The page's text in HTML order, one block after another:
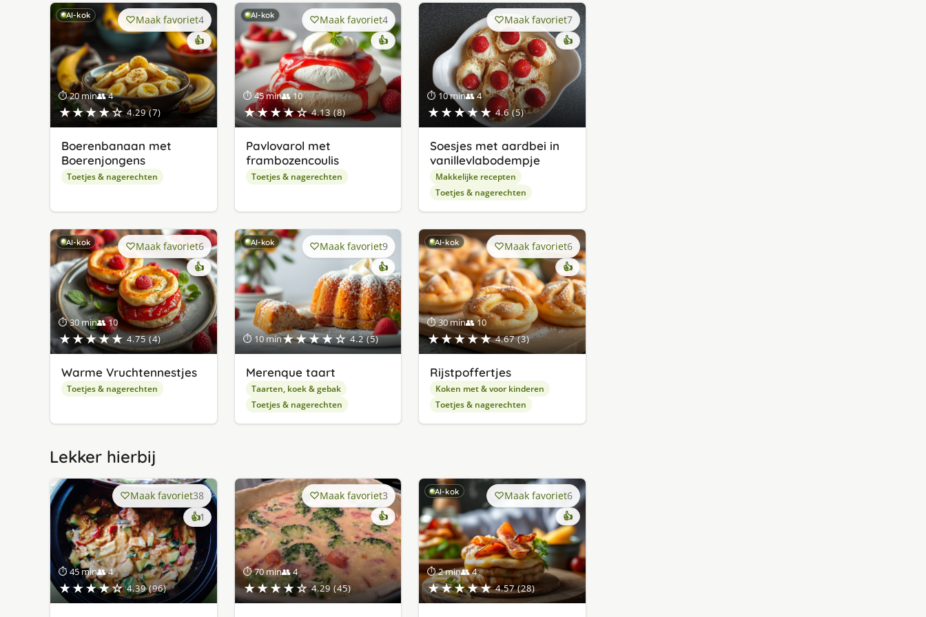
AI-kok
⏱ 20 min👥 4
★★★★☆ 4.29 (7)
Maak favoriet4
👍
Boerenbanaan met
Boerenjongens
Toetjes & nagerechten
AI-kok
⏱ 45 min👥 10
★★★★☆ 4.13 (8)
Maak favoriet4
👍
Pavlovarol met
frambozencoulis
Toetjes & nagerechten
⏱ 10 min👥 4
★★★★★ 4.6 (5)
Maak favoriet7
👍
Soesjes met aardbei in
vanillevlabodempje
Makkelijke recepten
Toetjes & nagerechten
AI-kok
⏱ 30 min👥 10
★★★★★ 4.75 (4)
Maak favoriet6
👍
Warme Vruchtennestjes
Toetjes & nagerechten
AI-kok
⏱ 10 min★★★★☆ 4.2 (5)
Maak favoriet9
👍
Merenque taart
Taarten, koek & gebak
Toetjes & nagerechten
AI-kok
⏱ 30 min👥 10
★★★★★ 4.67 (3)
Maak favoriet6
👍
Rijstpoffertjes
Koken met & voor kinderen
Toetjes & nagerechten
Lekker hierbij
⏱ 45 min👥 4
★★★★☆ 4.39 (96)
Maak favoriet38
👍1keer
lekker
gevonden
⏱ 70 min👥 4
★★★★☆ 4.29 (45)
Maak favoriet3
👍
AI-kok
⏱ 2 min👥 4
★★★★★ 4.57 (28)
Maak favoriet6
👍